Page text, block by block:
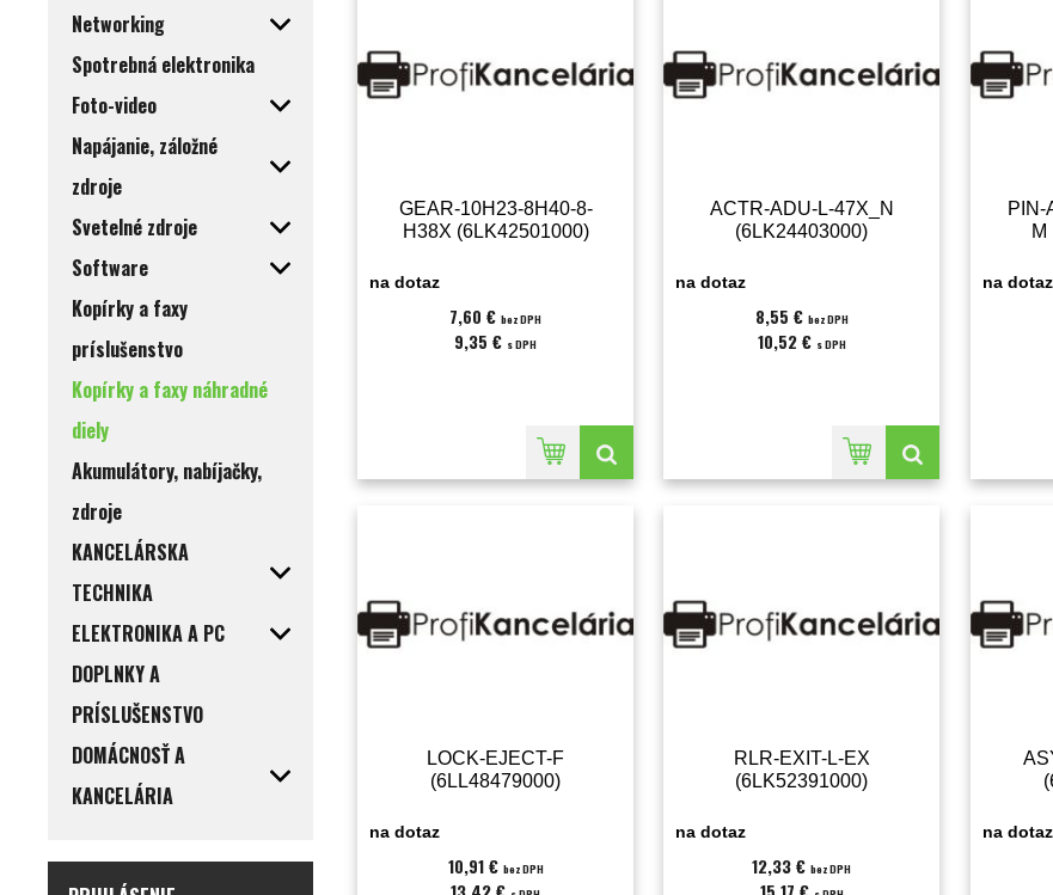
Networking
Spotrebná elektronika
Foto-video
Napájanie, záložné
zdroje
Svetelné zdroje
Software
Kopírky a faxy
príslušenstvo
Kopírky a faxy náhradné
diely
Akumulátory, nabíjačky,
zdroje
KANCELÁRSKA
TECHNIKA
ELEKTRONIKA A PC
DOPLNKY A
PRÍSLUŠENSTVO
DOMÁCNOSŤ A
KANCELÁRIA
GEAR-10H23-8H40-8-
H38X (6LK42501000)
na dotaz
7,60 €bez DPH
9,35 € s DPH
ACTR-ADU-L-47X_N
(6LK24403000)
na dotaz
8,55 € bez DPH
10,52 € s DPH
PIN-
M
na dotaz
LOCK-EJECT-F
(6LL48479000)
na dotaz
10,91 € bez DPH
RLR-EXIT-L-EX
(6LK52391000)
na dotaz
12,33 €bez DPH
na dotaz